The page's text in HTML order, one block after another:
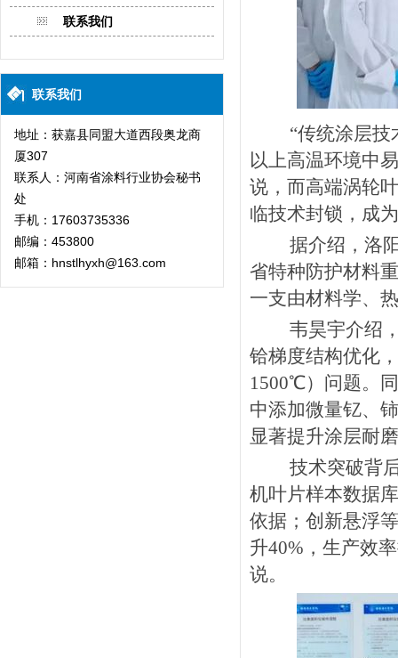
联系我们
联系我们
地址：获嘉县同盟大道西段奥龙商
厦307
联系人：河南省涂料行业协会秘书
处
手机：17603735336
邮编：453800
邮箱：hnstlhyxh@163.com
“传统涂层
以上高温环境中
说，而高端涡轮
临技术封锁，成
据介绍，洛
省特种防护材料
一支由材料学、
韦昊宇介绍
铪梯度结构优化
1500℃）问题。
中添加微量钇、
显著提升涂层耐
技术突破背
机叶片样本数据
依据；创新悬浮
升40%，生产效
说。